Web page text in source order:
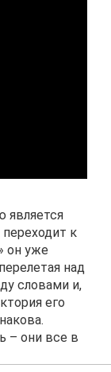
является
к
он уже
над
словами и,
его
– они все в